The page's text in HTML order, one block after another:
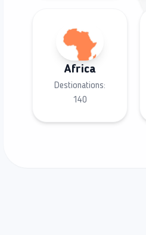
Africa
Destionations:
140